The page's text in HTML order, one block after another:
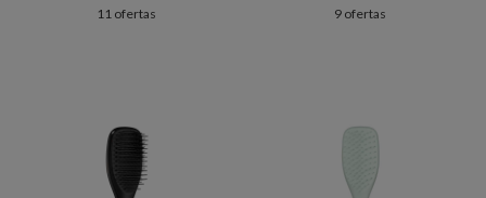
11 ofertas 9 ofertas